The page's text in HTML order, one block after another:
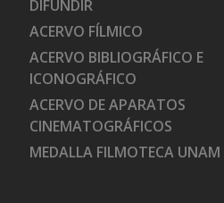
DIFUNDIR
ACERVO FÍLMICO
ACERVO BIBLIOGRÁFICO E
ICONOGRÁFICO
ACERVO DE APARATOS
CINEMATOGRÁFICOS
MEDALLA FILMOTECA UNAM